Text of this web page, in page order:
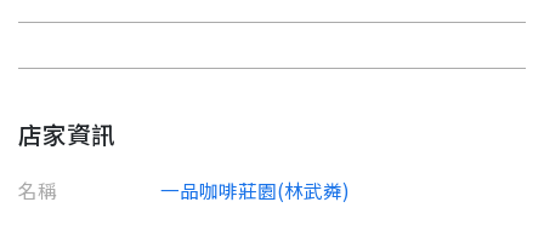
店家資訊
名稱
一品咖啡莊園(林武粦)